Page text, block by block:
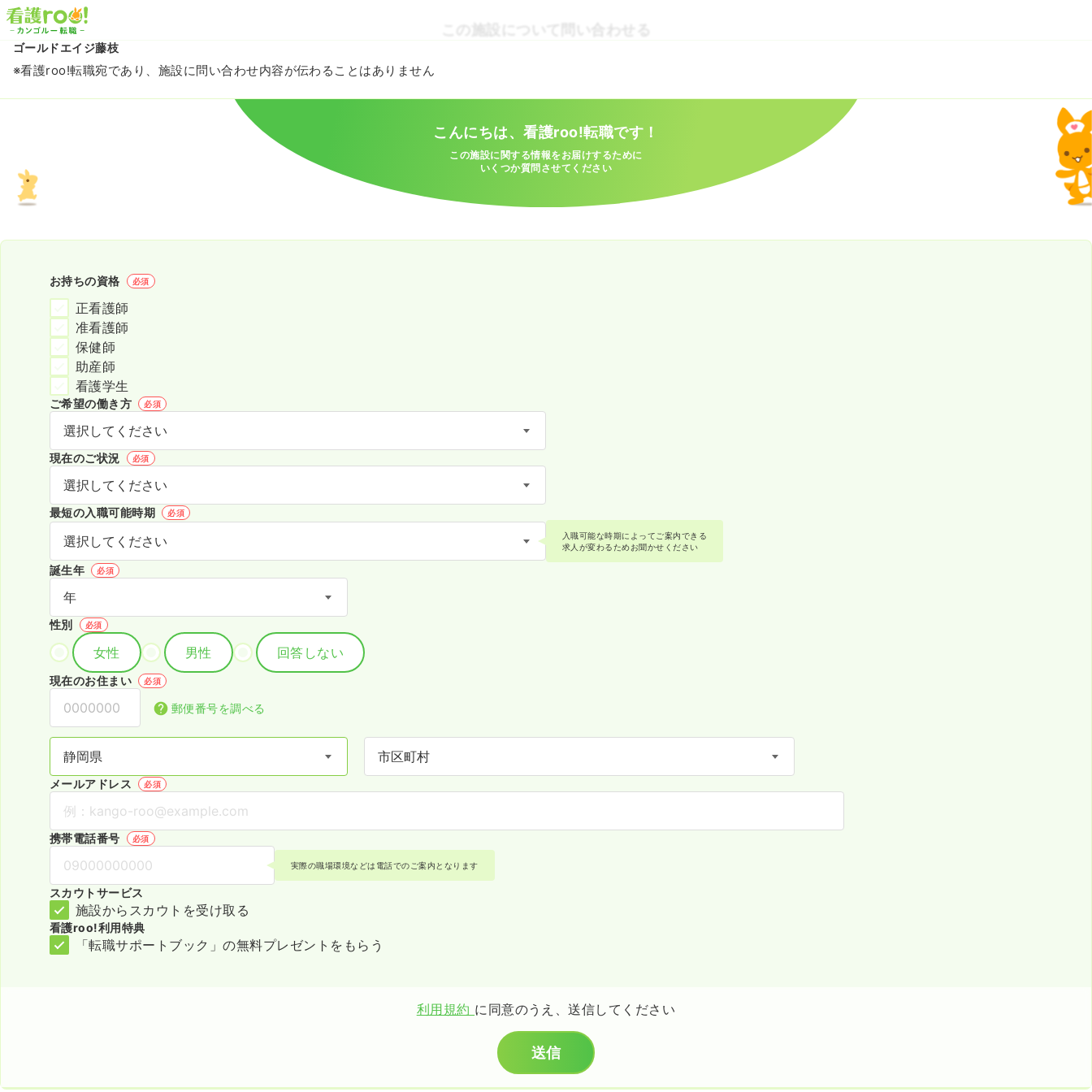
この施設について問い合わせる
ゴールドエイジ藤枝
※看護roo!転職宛であり、施設に問い合わせ内容が伝わることはありません
こんにちは、看護roo!転職です！
この施設に関する情報をお届けするために
いくつか質問させてください
お持ちの資格 必須
正看護師
准看護師
保健師
助産師
看護学生
ご希望の働き方 必須
現在のご状況 必須
最短の入職可能時期 必須
入職可能な時期によってご案内できる
求人が変わるためお聞かせください
誕生年 必須
性別 必須
女性 男性 回答しない
現在のお住まい 必須
郵便番号を調べる
メールアドレス 必須
携帯電話番号 必須
実際の職場環境などは電話でのご案内となります
スカウトサービス
施設からスカウトを受け取る
看護roo!利用特典
「転職サポートブック」の無料プレゼントをもらう
利用規約 に同意のうえ、送信してください
送信